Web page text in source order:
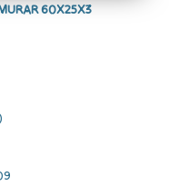
60X25X3